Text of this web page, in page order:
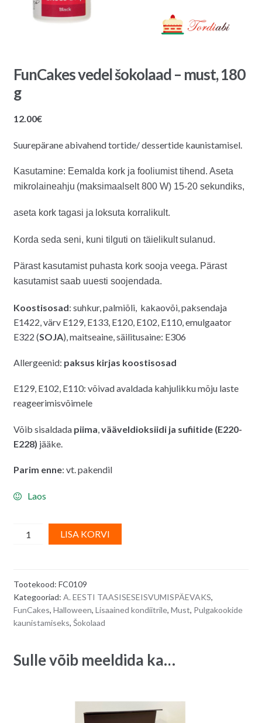
FunCakes vedel šokolaad – must, 180
g
12.00€
Suurepärane abivahend tortide/ dessertide kaunistamisel.
Kasutamine: Eemalda kork ja fooliumist tihend. Aseta
mikrolaineahju (maksimaalselt 800 W) 15-20 sekundiks,
aseta kork tagasi ja loksuta korralikult.
Korda seda seni, kuni tilguti on täielikultsulanud.
Pärast kasutamist puhasta kork sooja veega. Pärast
kasutamist saab uuesti soojendada.
Koostisosad: suhkur, palmiõli, kakaovõi, paksendaja
E1422, värv E129, E133, E120, E102, E110, emulgaator
E322 (SOJA), maitseaine, säilitusaine: E306
Allergeenid: paksus kirjas koostisosad
E129, E102, E110: võivad avaldada kahjulikku mõju laste
reageerimisvõimele
Võib sisaldada piima vääveldioksiidi ja sufiitide (E220-
E228) jääke.
Parim enne: vt. pakendil
Laos
FunCakes
must,
180
g
LISA KORVI
n
Tootekood: FC0109
Kategooriad: A. EESTI TAASISESEISVUMISPÄEVAKS,
FunCakes, Halloween, Lisaained kondiitrile, Must, Pulgakookide
kaunistamiseks, Šokolaad
Sulle võib meeldida ka…